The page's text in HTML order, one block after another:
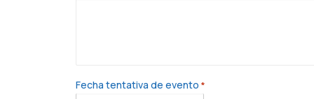
Fecha tentativa de evento *